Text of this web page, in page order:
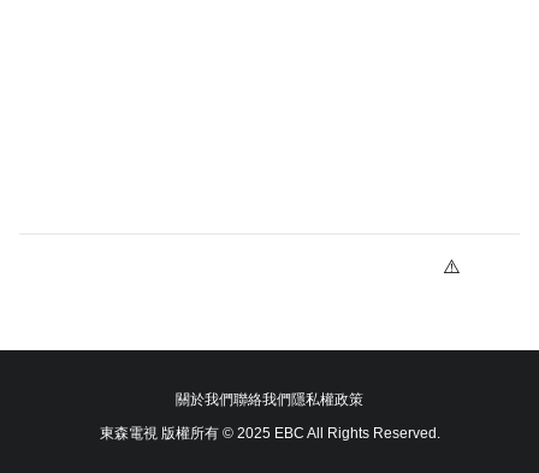
關於我們聯絡我們隱私權政策
東森電視 版權所有 © 2025 EBC All Rights Reserved.